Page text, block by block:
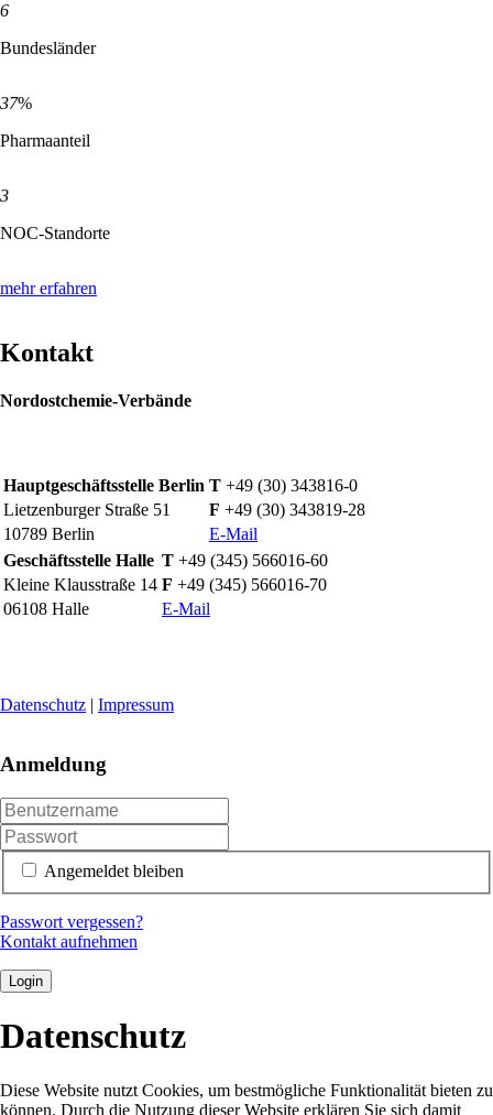
6
Bundesländer
37%
Pharmaanteil
3
NOC-Standorte
mehr erfahren
Kontakt
Nordostchemie-Verbände
Hauptgeschäftsstelle Berlin T +49 (30) 343816-0
Lietzenburger Straße 51
F +49 (30) 343819-28
10789 Berlin
E-Mail
Geschäftsstelle Halle T +49 (345) 566016-60
Kleine Klausstraße 14 F +49 (345) 566016-70
06108 Halle
E-Mail
Datenschutz | Impressum
Anmeldung
Angemeldet bleiben
Passwort vergessen?
Kontakt aufnehmen
Login
Datenschutz
Diese Website nutzt Cookies, um bestmögliche Funktionalität bieten zu
können. Durch die Nutzung dieser Website erklären Sie sich damit